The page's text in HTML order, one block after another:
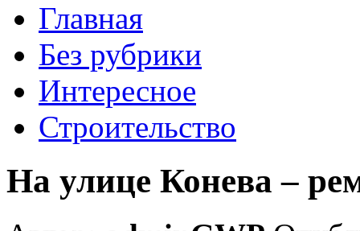
Главная
Без рубрики
Интересное
Строительство
На улице Конева –